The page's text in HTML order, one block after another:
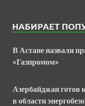
НАБИРАЕТ
В Астане назвали
«Газпромом»
Азербайджан готов
в области